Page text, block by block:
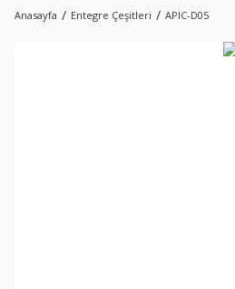
Anasayfa Entegre Çeşitleri APIC-D05